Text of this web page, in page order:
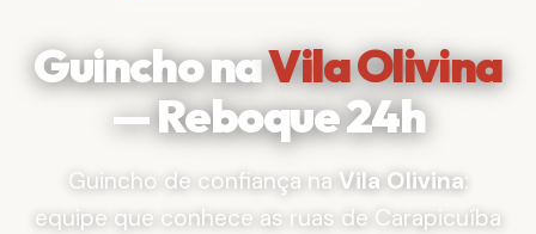
Guincho naVila Olivina
— Reboque 24h
Guincho de confiança na Vila Olivina:
equipe que conhece as ruas de Carapicuíba